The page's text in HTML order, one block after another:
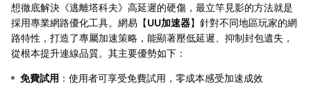
想徹底解決《逃離塔科夫》高延遲的硬傷，最立竿見影的方法就是
採用專業網路優化工具。網易【UU加速器】針對不同地區玩家的網
路特性，打造了專屬加速策略，能顯著壓低延遲、抑制封包遺失，
從根本提升連線品質。其主要優勢如下：
免費試用 ：使用者可享受免費試用，零成本感受加速成效